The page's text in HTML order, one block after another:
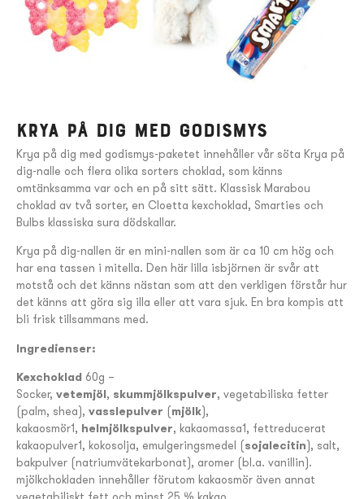
Krya på dig med godismys
Krya på dig med godismys-paketet innehåller vår söta Krya på
dig-nalle och flera olika sorters choklad, som känns
omtänksamma var och en på sitt sätt. Klassisk Marabou
choklad av två sorter, en Cloetta kexchoklad, Smarties och
Bulbs klassiska sura dödskallar.
Krya på dig-nallen är en mini-nallen som är ca 10 cm hög och
har ena tassen i mitella. Den här lilla isbjörnen är svår att
motstå och det känns nästan som att den verkligen förstår hur
det känns att göra sig illa eller att vara sjuk. En bra kompis att
bli frisk tillsammans med.
Ingredienser:
Kexchoklad 60g –
Socker, vetemjöl, skummjölkspulver, vegetabiliska fetter
(palm, shea), vasslepulver (mjölk),
kakaosmör1, helmjölkspulver, kakaomassa1, fettreducerat
kakaopulver1, kokosolja, emulgeringsmedel (sojalecitin), salt,
bakpulver (natriumvätekarbonat), aromer (bl.a. vanillin).
mjölkchokladen innehåller förutom kakaosmör även annat